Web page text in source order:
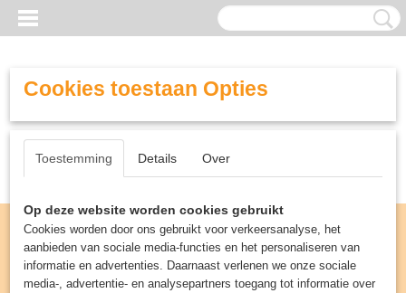
Cookies toestaan Opties
Toestemming Details Over
Op deze website worden cookies gebruikt
Cookies worden door ons gebruikt voor verkeersanalyse, het
aanbieden van sociale media-functies en het personaliseren van
informatie en advertenties. Daarnaast verlenen we onze sociale
media-, advertentie- en analysepartners toegang tot informatie over